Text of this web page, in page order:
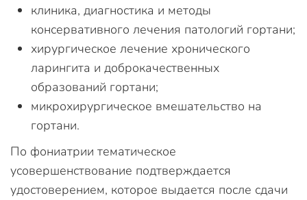
клиника, диагностика и методы
консервативного лечения патологий гортани;
хирургическое лечение хронического
ларингита и доброкачественных
образований гортани;
микрохирургическое вмешательство на
гортани.
По фониатрии тематическое
усовершенствование подтверждается
удостоверением, которое выдается после сдачи